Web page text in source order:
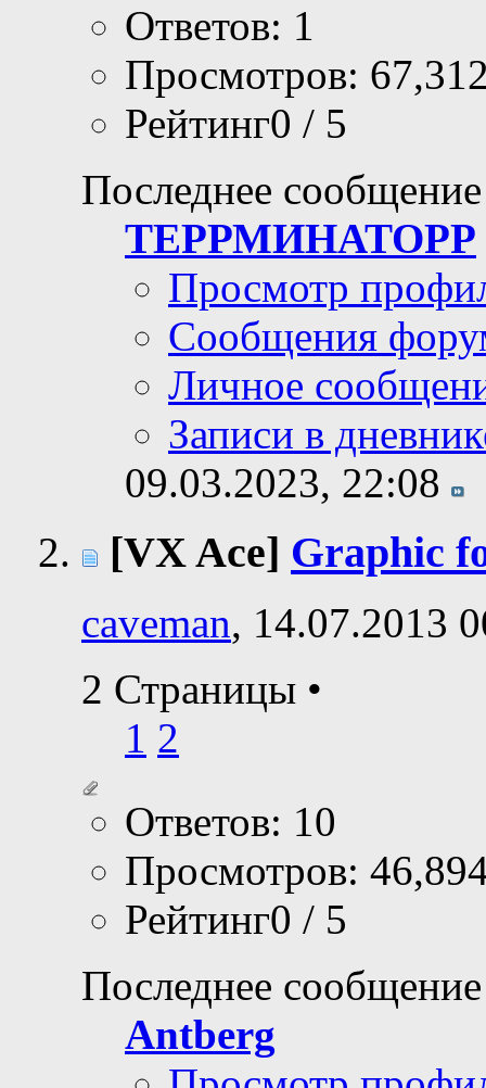
Ответов: 1
Просмотров:
Рейтинг0 / 5
Последнее
ТЕРРМИНАТОРР
Просмотр
Сообщения
Личное
Записи в
09.03.2023, 22:08
[VX Ace] Graphic
caveman, 14.07.2013
2 Страницы •
1 2
Ответов: 10
Просмотров:
Рейтинг0 / 5
Последнее
Antberg